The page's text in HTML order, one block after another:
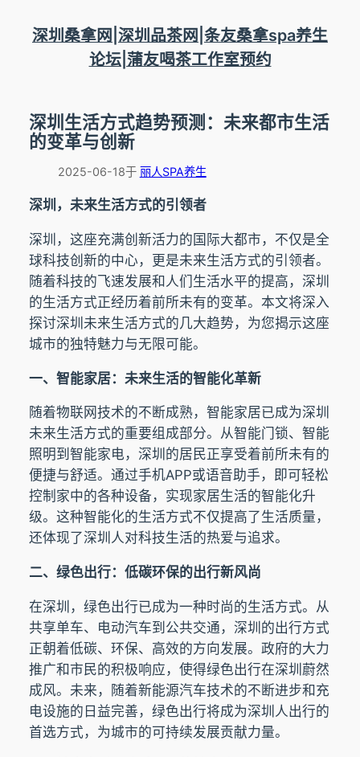
深圳桑拿网|深圳品茶网|条友桑拿spa养生
论坛|蒲友喝茶工作室预约
深圳生活方式趋势预测：未来都市生活
的变革与创新
2025-06-18于 丽人SPA养生
深圳，未来生活方式的引领者
深圳，这座充满创新活力的国际大都市，不仅是全
球科技创新的中心，更是未来生活方式的引领者。
随着科技的飞速发展和人们生活水平的提高，深圳
的生活方式正经历着前所未有的变革。本文将深入
探讨深圳未来生活方式的几大趋势，为您揭示这座
城市的独特魅力与无限可能。
一、智能家居：未来生活的智能化革新
随着物联网技术的不断成熟，智能家居已成为深圳
未来生活方式的重要组成部分。从智能门锁、智能
照明到智能家电，深圳的居民正享受着前所未有的
便捷与舒适。通过手机APP或语音助手，即可轻松
控制家中的各种设备，实现家居生活的智能化升
级。这种智能化的生活方式不仅提高了生活质量，
还体现了深圳人对科技生活的热爱与追求。
二、绿色出行：低碳环保的出行新风尚
在深圳，绿色出行已成为一种时尚的生活方式。从
共享单车、电动汽车到公共交通，深圳的出行方式
正朝着低碳、环保、高效的方向发展。政府的大力
推广和市民的积极响应，使得绿色出行在深圳蔚然
成风。未来，随着新能源汽车技术的不断进步和充
电设施的日益完善，绿色出行将成为深圳人出行的
首选方式，为城市的可持续发展贡献力量。